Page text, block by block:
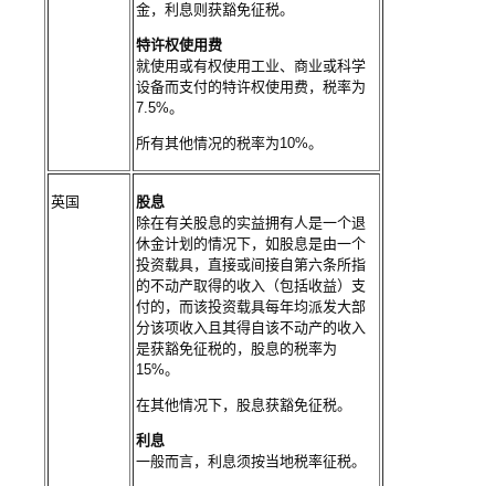
金，利息则获豁免征税。
特许权使用费
就使用或有权使用工业、商业或科学
设备而支付的特许权使用费，税率为
7.5%。
所有其他情况的税率为10%。
英国
股息
除在有关股息的实益拥有人是一个退
休金计划的情况下，如股息是由一个
投资载具，直接或间接自第六条所指
的不动产取得的收入（包括收益）支
付的，而该投资载具每年均派发大部
分该项收入且其得自该不动产的收入
是获豁免征税的，股息的税率为
15%。
在其他情况下，股息获豁免征税。
利息
一般而言，利息须按当地税率征税。